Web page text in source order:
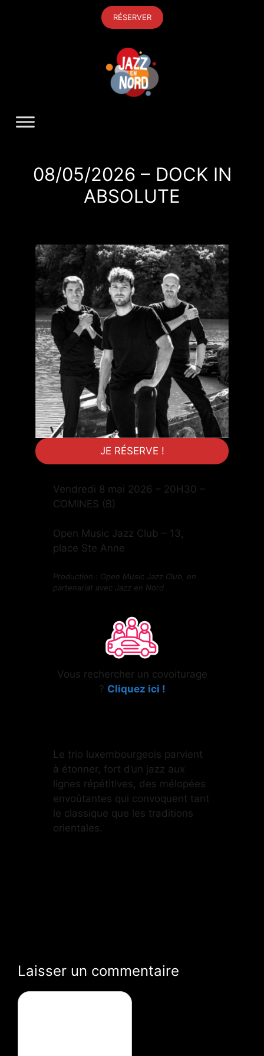
RÉSERVER
08/05/2026 – DOCK IN
ABSOLUTE
JE RÉSERVE !
Vendredi 8 mai 2026 – 20H30 –
COMINES (B)
Open Music Jazz Club – 13,
place Ste Anne
Production : Open Music Jazz Club, en
partenariat avec Jazz en Nord
Vous rechercher un covoiturage
? Cliquez ici !
Le trio luxembourgeois parvient
à étonner, fort d’un jazz aux
lignes répétitives, des mélopées
envoûtantes qui convoquent tant
le classique que les traditions
orientales.
Laisser un commentaire
Commentaire